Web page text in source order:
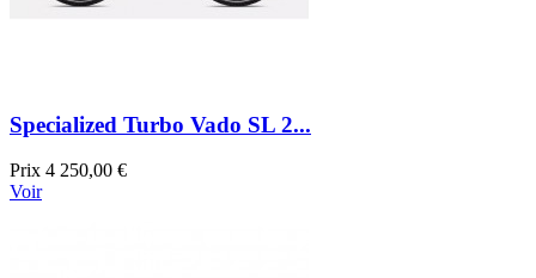
Specialized Turbo Vado SL 2...
Prix 4 250,00 €
Voir